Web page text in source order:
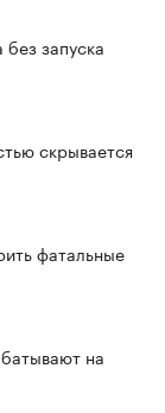
запуска
скрывается
фатальные
на